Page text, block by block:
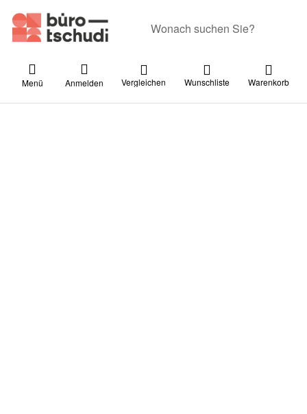
Menü Anmelden Vergleichen Wunschliste Warenkorb